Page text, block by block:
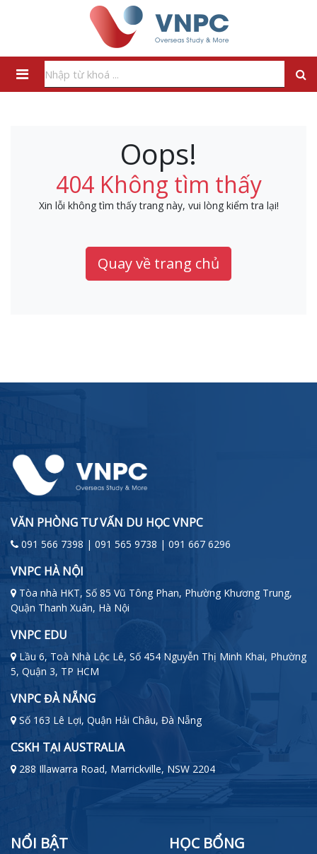
Oops!
404 Không tìm thấy
Xin lỗi không tìm thấy trang này, vui lòng kiểm tra lại!
Quay về trang chủ
VĂN PHÒNG TƯ VẤN DU HỌC VNPC
091 566 7398 | 091 565 9738 | 091 667 6296
VNPC HÀ NỘI
Tòa nhà HKT, Số 85 Vũ Tông Phan, Phường Khương Trung,
Quận Thanh Xuân, Hà Nội
VNPC EDU
Lầu 6, Toà Nhà Lộc Lê, Số 454 Nguyễn Thị Minh Khai, Phường
5, Quận 3, TP HCM
VNPC ĐÀ NẴNG
Số 163 Lê Lợi, Quận Hải Châu, Đà Nẵng
CSKH TẠI AUSTRALIA
288 Illawarra Road, Marrickville, NSW 2204
NỔI BẬT HỌC BỔNG